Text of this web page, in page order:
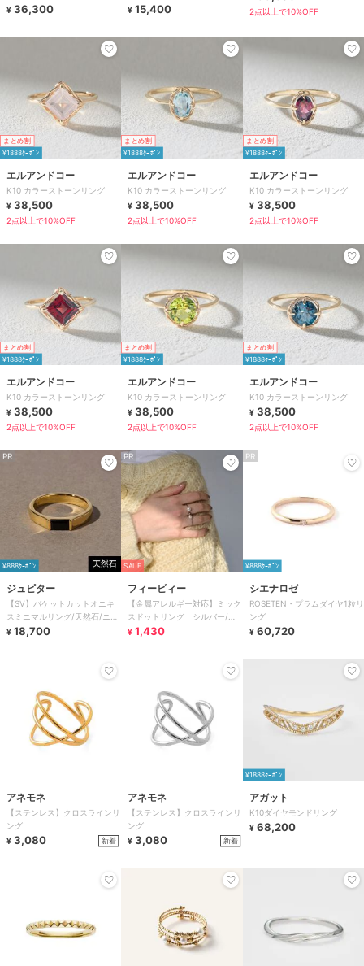
¥ 36,300
¥ 15,400 2点以上で10%OFF
まとめ割
¥1888ｸｰﾎﾟﾝ
エルアンドコー
K10 カラーストーンリング
¥ 38,500
2点以上で10%OFF
まとめ割
¥1888ｸｰﾎﾟﾝ
エルアンドコー
K10 カラーストーンリング
¥ 38,500
2点以上で10%OFF
まとめ割
¥1888ｸｰﾎﾟﾝ
エルアンドコー
K10 カラーストーンリング
¥ 38,500
2点以上で10%OFF
まとめ割
¥1888ｸｰﾎﾟﾝ
エルアンドコー
K10 カラーストーンリング
¥ 38,500
2点以上で10%OFF
まとめ割
¥1888ｸｰﾎﾟﾝ
エルアンドコー
K10 カラーストーンリング
¥ 38,500
2点以上で10%OFF
まとめ割
¥1888ｸｰﾎﾟﾝ
エルアンドコー
K10 カラーストーンリング
¥ 38,500
2点以上で10%OFF
PR
¥888ｸｰﾎﾟﾝ
ジュピター
【SV】バケットカットオニキ
スミニマルリング/天然石/ニッ
ケルフリー/金属アレルギー対
¥ 18,700
PR
SALE
フィービィー
【金属アレルギー対応】ミック
スドットリング シルバー/ニ
ッケルフリー/パール
¥ 1,430
PR
¥888ｸｰﾎﾟﾝ
シエナロゼ
ROSETEN・プラムダイヤ1粒リ
ング
¥ 60,720
アネモネ
【ステンレス】クロスラインリ
ング
¥ 3,080 新着
アネモネ
【ステンレス】クロスラインリ
ング
¥ 3,080 新着
¥1888ｸｰﾎﾟﾝ
アガット
K10ダイヤモンドリング
¥ 68,200